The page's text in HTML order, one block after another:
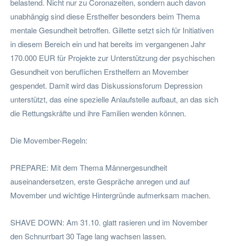
belastend. Nicht nur zu Coronazeiten, sondern auch davon
unabhängig sind diese Ersthelfer besonders beim Thema
mentale Gesundheit betroffen. Gillette setzt sich für Initiativen
in diesem Bereich ein und hat bereits im vergangenen Jahr
170.000 EUR für Projekte zur Unterstützung der psychischen
Gesundheit von beruflichen Ersthelfern an Movember
gespendet. Damit wird das Diskussionsforum Depression
unterstützt, das eine spezielle Anlaufstelle aufbaut, an das sich
die Rettungskräfte und ihre Familien wenden können.
Die Movember-Regeln:
PREPARE: Mit dem Thema Männergesundheit
auseinandersetzen, erste Gespräche anregen und auf
Movember und wichtige Hintergründe aufmerksam machen.
SHAVE DOWN: Am 31.10. glatt rasieren und im November
den Schnurrbart 30 Tage lang wachsen lassen.